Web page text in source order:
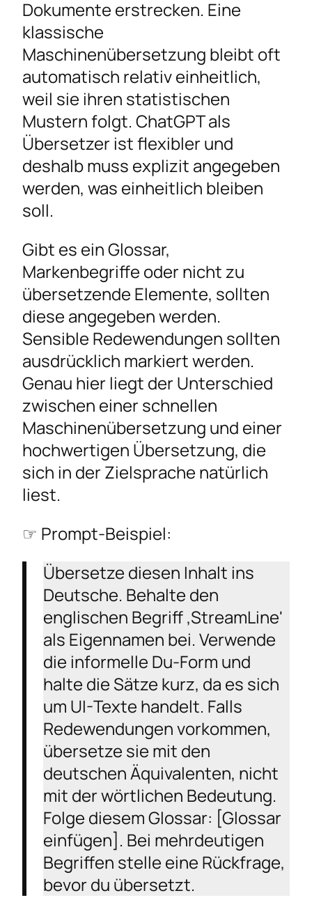
Dokumente erstrecken. Eine
klassische
Maschinenübersetzung bleibt oft
automatisch relativ einheitlich,
weil sie ihren statistischen
Mustern folgt. ChatGPT als
Übersetzer ist flexibler und
deshalb muss explizit angegeben
werden, was einheitlich bleiben
soll.
Gibt es ein Glossar,
Markenbegriffe oder nicht zu
übersetzende Elemente, sollten
diese angegeben werden.
Sensible Redewendungen sollten
ausdrücklich markiert werden.
Genau hier liegt der Unterschied
zwischen einer schnellen
Maschinenübersetzung und einer
hochwertigen Übersetzung, die
sich in der Zielsprache natürlich
liest.
☞ Prompt-Beispiel:
Übersetze diesen Inhalt ins
Deutsche. Behalte den
englischen Begriff ‚StreamLine'
als Eigennamen bei. Verwende
die informelle Du-Form und
halte die Sätze kurz, da es sich
um UI-Texte handelt. Falls
Redewendungen vorkommen,
übersetze sie mit den
deutschen Äquivalenten, nicht
mit der wörtlichen Bedeutung.
Folge diesem Glossar: [Glossar
einfügen]. Bei mehrdeutigen
Begriffen stelle eine Rückfrage,
bevor du übersetzt.